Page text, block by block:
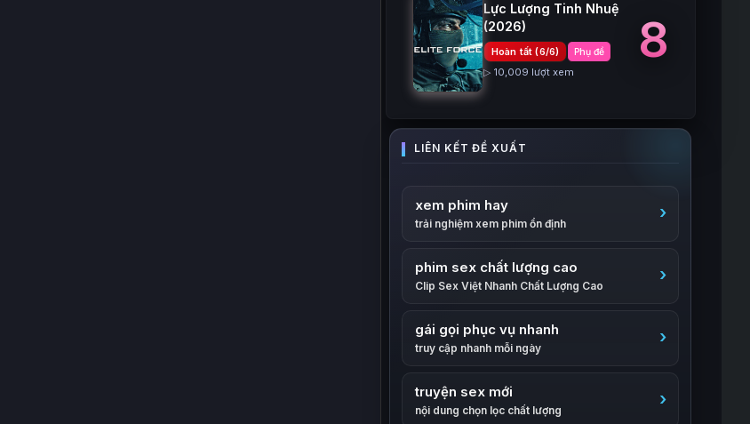
Lực Lượng Tinh Nhuệ
(2026)
Hoàn tất (6/6) Phụ đề
▷ 10,009 lượt xem
8
xem phim hay
trải nghiệm xem phim ổn định
phim sex chất lượng cao
Clip Sex Việt Nhanh Chất Lượng Cao
gái gọi phục vụ nhanh
truy cập nhanh mỗi ngày
truyện sex mới
nội dung chọn lọc chất lượng